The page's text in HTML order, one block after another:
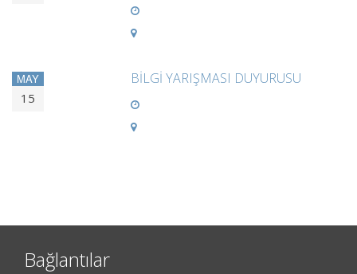
MAY
15
BİLGİ YARIŞMASI DUYURUSU
Bağlantılar